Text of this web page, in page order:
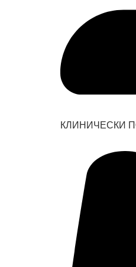
КЛИНИЧЕСКИ